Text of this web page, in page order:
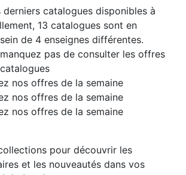
derniers catalogues disponibles à
13 catalogues sont en
de 4 enseignes différentes.
pas de consulter les offres
nos offres de la semaine
nos offres de la semaine
nos offres de la semaine
pour découvrir les
et les nouveautés dans vos